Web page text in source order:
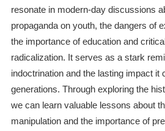
resonate in modern-day discussions
propaganda on youth, the dangers of
the importance of education and
radicalization. It serves as a stark
indoctrination and the lasting impact it
generations. Through exploring the
we can learn valuable lessons about
manipulation and the importance of